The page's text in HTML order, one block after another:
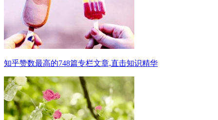
知乎赞数最高的748篇专栏文章,直击知识精华